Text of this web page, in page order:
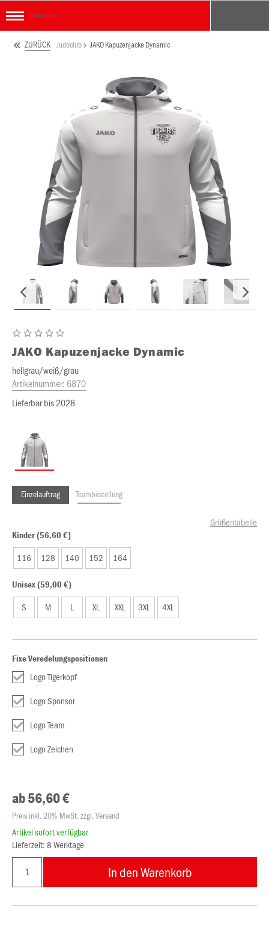
Judoclub
ZURÜCK Judoclub JAKO Kapuzenjacke Dynamic
JAKO Kapuzenjacke Dynamic
hellgrau/weiß/grau
Artikelnummer: 6870
Lieferbar bis 2028
Einzelauftrag Teambestellung
Größentabelle
Kinder (56,60 €)
116 128 140 152 164
Unisex (59,00 €)
S M L XL XXL 3XL 4XL
Fixe Veredelungspositionen
Logo Tigerkopf
Logo Sponsor
Logo Team
Logo Zeichen
ab 56,60 €
Preis inkl. 20% MwSt. zzgl. Versand
Artikel sofort verfügbar
Lieferzeit: 8 Werktage
In den Warenkorb